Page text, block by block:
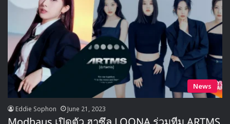
News
Eddie Sophon June 21, 2023